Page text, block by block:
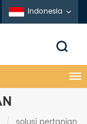
Indonesia